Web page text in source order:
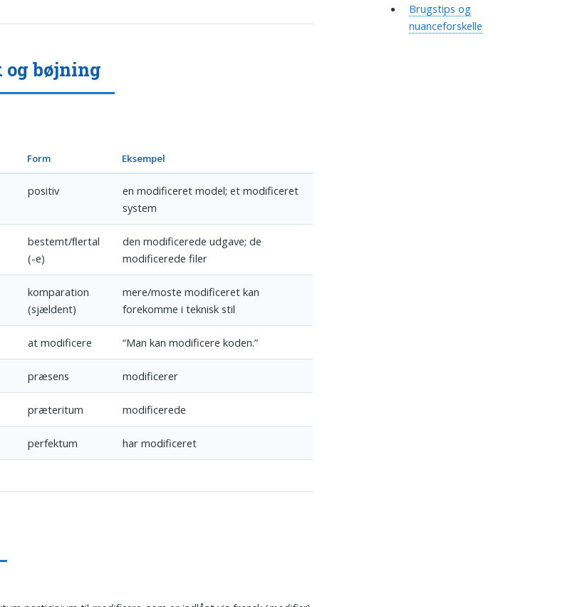
bøjning
Form Eksempel
positiv
en modificeret model; et modificeret
system
bestemt/ﬂertal
(-e)
den modificerede udgave; de
modificerede filer
komparation
(sjældent)
mere/moste modificeret kan
forekomme i teknisk stil
at modificere “Man kan modificere koden.”
præsens modificerer
præteritum modificerede
perfektum har modificeret
Brugstips og
nuanceforskelle